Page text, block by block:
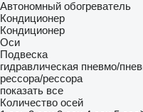
Автономный обогреватель
Кондиционер
Кондиционер
Оси
Подвеска
гидравлическая пневмо/
рессора/рессора
показать все
Количество осей